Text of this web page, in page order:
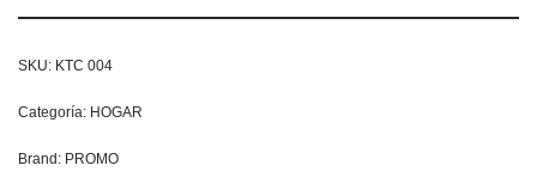
SKU: KTC 004
Categoría: HOGAR
Brand: PROMO